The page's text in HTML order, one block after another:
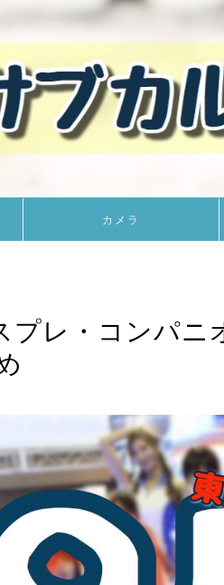
カメラ
プレ・コンパニ